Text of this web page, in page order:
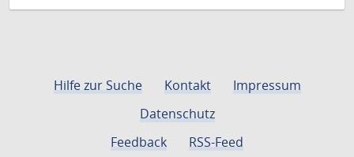
Hilfe zur Suche Kontakt
Impressum
Datenschutz
Feedback
RSS-Feed